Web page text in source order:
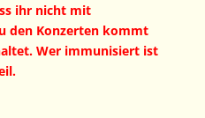
ihr nicht mit
den Konzerten kommt
Wer immunisiert ist